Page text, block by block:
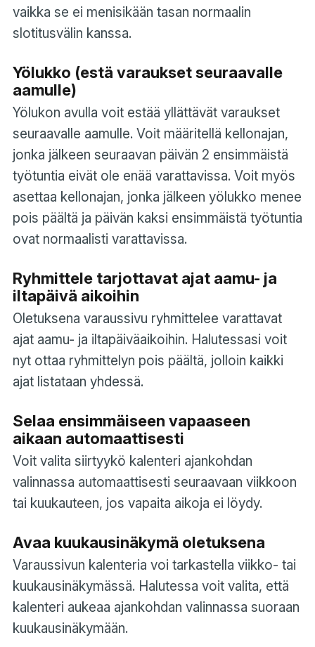
vaikka se ei menisikään tasan normaalin
slotitusvälin kanssa.
Yölukko (estä varaukset seuraavalle
aamulle)
Yölukon avulla voit estää yllättävät varaukset
seuraavalle aamulle. Voit määritellä kellonajan,
jonka jälkeen seuraavan päivän 2 ensimmäistä
työtuntia eivät ole enää varattavissa. Voit myös
asettaa kellonajan, jonka jälkeen yölukko menee
pois päältä ja päivän kaksi ensimmäistä työtuntia
ovat normaalisti varattavissa.
Ryhmittele tarjottavat ajat aamu- ja
iltapäivä aikoihin
Oletuksena varaussivu ryhmittelee varattavat
ajat aamu- ja iltapäiväaikoihin. Halutessasi voit
nyt ottaa ryhmittelyn pois päältä, jolloin kaikki
ajat listataan yhdessä.
Selaa ensimmäiseen vapaaseen
aikaan automaattisesti
Voit valita siirtyykö kalenteri ajankohdan
valinnassa automaattisesti seuraavaan viikkoon
tai kuukauteen, jos vapaita aikoja ei löydy.
Avaa kuukausinäkymä oletuksena
Varaussivun kalenteria voi tarkastella viikko- tai
kuukausinäkymässä. Halutessa voit valita, että
kalenteri aukeaa ajankohdan valinnassa suoraan
kuukausinäkymään.